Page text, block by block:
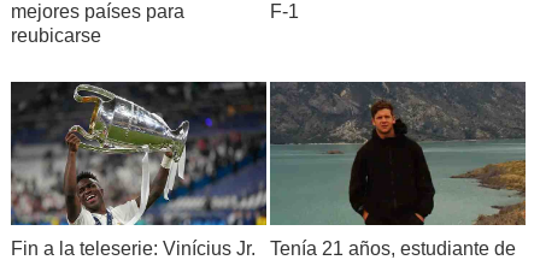
mejores países para
reubicarse
F-1
Fin a la teleserie: Vinícius Jr.
Tenía 21 años, estudiante de